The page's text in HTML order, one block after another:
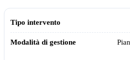
Modalità di gestione e pianificazione
Tipo intervento